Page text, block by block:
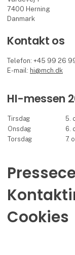
7400 Herning
Danmark
Kontakt os
Telefon: +45 99 26
E-mail: hi@mch.dk
HI-messen
Tirsdag 5.
Onsdag
6.
Torsdag
7.
Cookies